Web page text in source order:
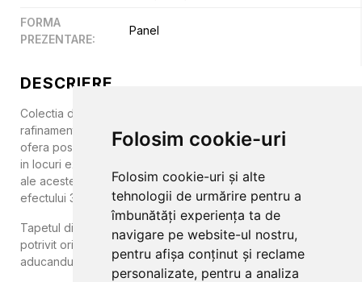
Folosim cookie-uri
Folosim cookie-uri și alte
tehnologii de urmărire pentru a
îmbunătăți experiența ta de
navigare pe website-ul nostru,
pentru afișa conținut și reclame
personalizate, pentru a analiza
DESCRIERE
Colectia de tapet Sophia este o combinatie reusita intre
rafinament si bun gust. Design-ul deosebit al colectiei va
ofera posibilitatea de a evada din cotidian si de a patrunde
in locuri exotice, cu frunze si palmieri verzi. Detaliile florale
ale acestei colectii sunt unele uimitoare si realiste, datorita
efectului 3D.
Tapetul din aceasta colectie este lavabil, multicolor si vesel,
potrivit oricarui spatiu pe care doriti sa il amenajati
aducandu-i un plus de culoare.
FORMA
PREZENTARE:
Panel